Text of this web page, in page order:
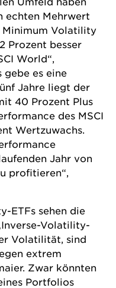
echten Mehrwert
Minimum Volatility
Prozent besser
World“,
es eine
Jahre liegt der
40 Prozent Plus
des MSCI
Wertzuwachs.
Jahr von
profitieren“,
ETFs sehen die
Volatility-
Volatilität, sind
extrem
Zwar könnten
Portfolios